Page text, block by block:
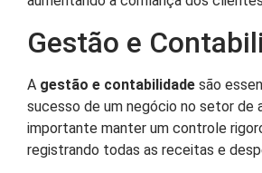
Gestão e
A gestão e contabilidade são
sucesso de um negócio no setor de
importante manter um controle
registrando todas as receitas e